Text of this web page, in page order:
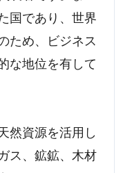
国であり、世界
ため、ビジネス
な地位を有して
然資源を活用し
ス、鉱鉱、木材